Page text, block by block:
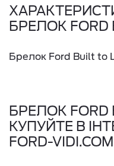
БРЕЛОК FORD
Брелок Ford Built to
БРЕЛОК FORD
КУПУЙТЕ В
FORD-